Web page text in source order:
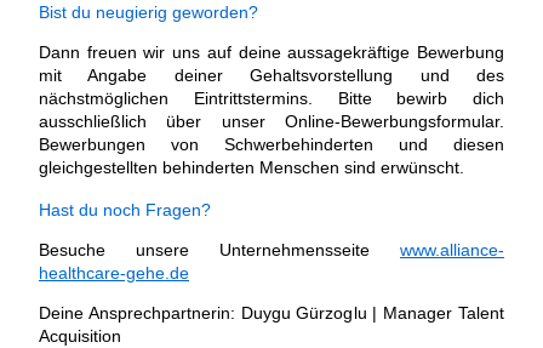
Bist du neugierig geworden?
Dann freuen wir uns auf deine aussagekräftige Bewerbung
mit Angabe deiner Gehaltsvorstellung und des
nächstmöglichen Eintrittstermins. Bitte bewirb dich
ausschließlich über unser Online-Bewerbungsformular.
Bewerbungen von Schwerbehinderten und diesen
gleichgestellten behinderten Menschen sind erwünscht.
Hast du noch Fragen?
Besuche unsere Unternehmensseite www.alliance-
healthcare-gehe.de
Deine Ansprechpartnerin: Duygu Gürzoglu | Manager Talent
Acquisition